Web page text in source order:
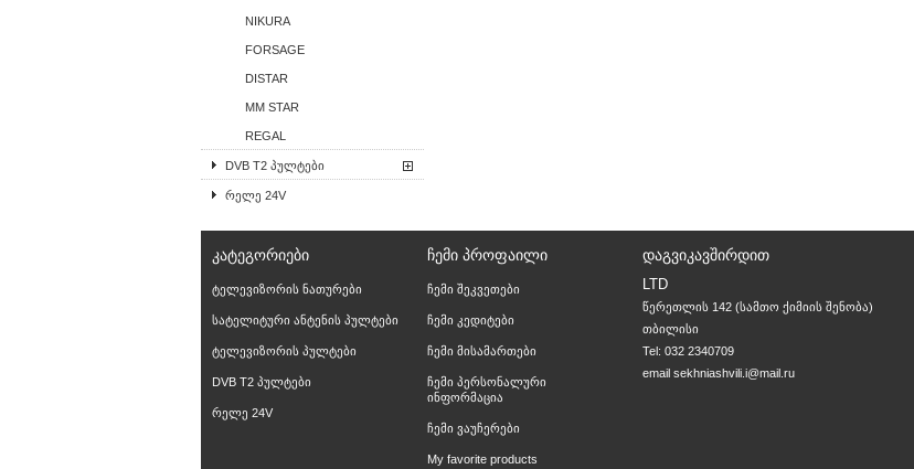
NIKURA
FORSAGE
DISTAR
MM STAR
REGAL
DVB T2 პულტები
რელე 24V
ᲙᲐᲢᲔᲒᲝᲠᲘᲔᲑᲘ
ტელევიზორის ნათურები
სატელიტური ანტენის პულტები
ტელევიზორის პულტები
DVB T2 პულტები
რელე 24V
ᲩᲔᲛᲘ ᲞᲠᲝᲤᲐᲘᲚᲘ
ჩემი შეკვეთები
ჩემი კედიტები
ჩემი მისამართები
ჩემი პერსონალური
ინფორმაცია
ჩემი ვაუჩერები
My favorite products
ᲓᲐᲒᲕᲘᲙᲐᲕᲨᲘᲠᲓᲘᲗ
LTD
წერეთლის 142 (სამთო ქიმიის შენობა)
თბილისი
Tel: 032 2340709
email sekhniashvili.i@mail.ru